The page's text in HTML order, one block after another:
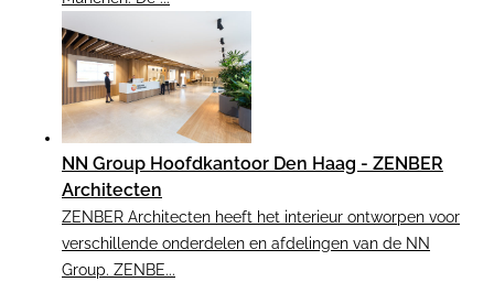
NN Group Hoofdkantoor Den Haag - ZENBER
Architecten
ZENBER Architecten heeft het interieur ontworpen voor
verschillende onderdelen en afdelingen van de NN
Group. ZENBE...